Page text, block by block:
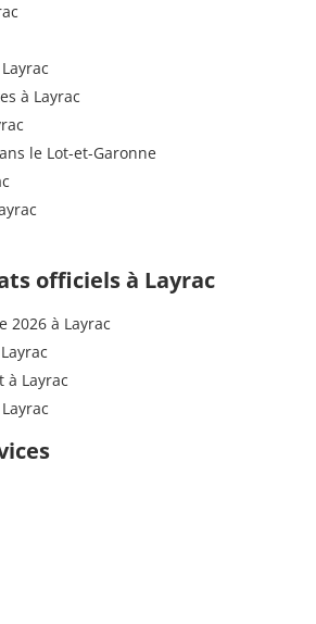
à Layrac
le Lot-et-Garonne
officiels à Layrac
2026 à Layrac
à Layrac